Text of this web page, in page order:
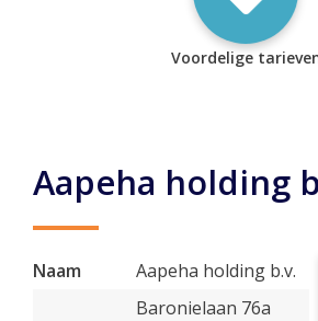
Voordelige
Aapeha holding
Naam Aapeha holding b.v.
Baronielaan 76a